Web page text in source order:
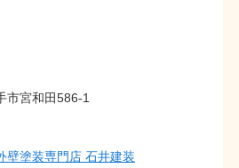
市宮和田586-1
壁塗装専門店 石井建装